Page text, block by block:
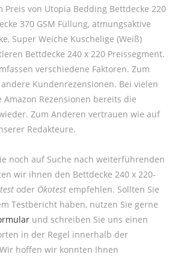
von Utopia Bedding Bettdecke 220
370 GSM Füllung, atmungsaktive
Super Weiche Kuschelige (Weiß)
Bettdecke 240 x 220 Preissegment.
verschiedene Faktoren. Zum
Kundenrezensionen. Bei vielen
Rezensionen bereits die
Zum Anderen vertrauen wie auf
Redakteure.
noch auf Suche nach weiterführenden
wir ihnen den Bettdecke 240 x 220-
oder Ökotest empfehlen. Sollten Sie
Testbericht haben, nutzen Sie gerne
und schreiben Sie uns einen
in der Regel innerhalb der
hoffen wir konnten Ihnen